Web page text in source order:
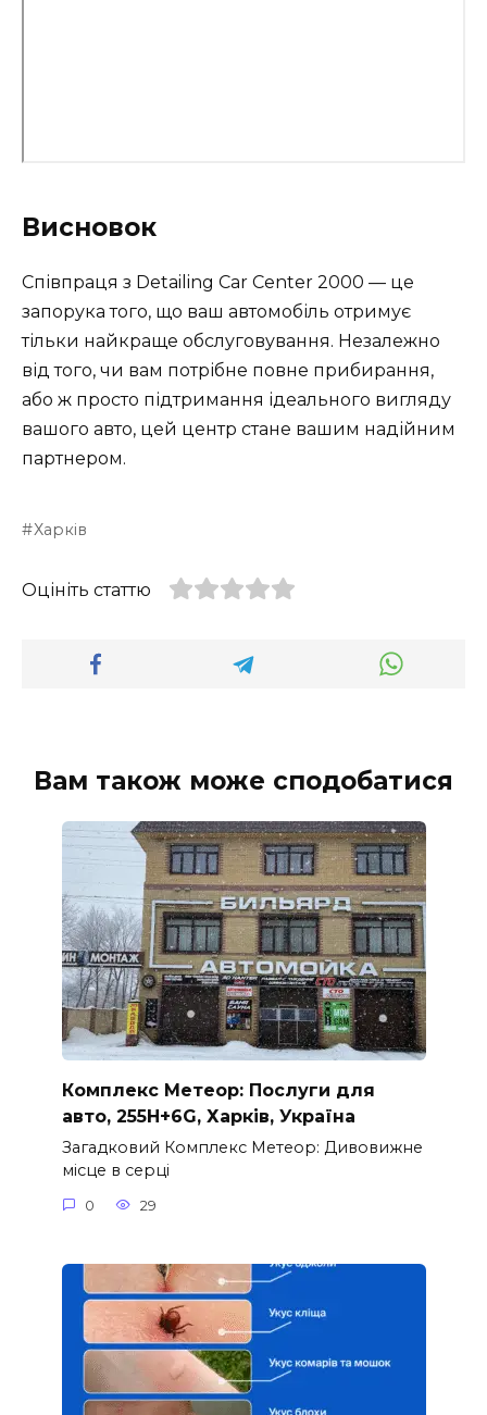
Висновок
Співпраця з Detailing Car Center 2000 — це
запорука того, що ваш автомобіль отримує
тільки найкраще обслуговування. Незалежно
від того, чи вам потрібне повне прибирання,
або ж просто підтримання ідеального вигляду
вашого авто, цей центр стане вашим надійним
партнером.
Харків
Оцініть статтю
Вам також може сподобатися
Комплекс Метеор: Послуги для
авто, 255H+6G, Харків, Україна
Загадковий Комплекс Метеор: Дивовижне
місце в серці
0 29